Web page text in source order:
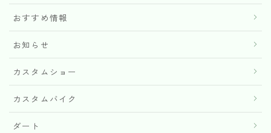
おすすめ情報
お知らせ
カスタムショー
カスタムバイク
ダート